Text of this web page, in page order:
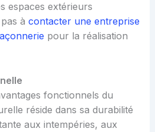
espaces extérieurs
à contacter une entreprise
pour la réalisation
fonctionnels du
réside dans sa durabilité
aux intempéries, aux